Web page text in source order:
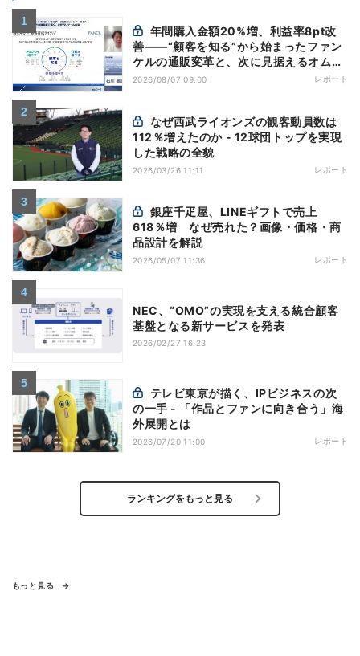
善——“顧客を知る”から始まったファン
ケルの通販変革と、次に見据えるオムニ
チャネル
2026/08/07 09:00 レポート
112％増えたのか - 12球団トップを実現
した戦略の全貌
2026/03/26 11:11 レポート
618％増 なぜ売れた？画像・価格・商
品設計を解説
2026/05/07 11:36 レポート
NEC、“OMO”の実現を支える統合顧客
基盤となる新サービスを発表
2026/02/27 16:23
の一手 - 「作品とファンに向き合う」海
外展開とは
2026/07/20 11:00 レポート
ランキングをもっと見る
もっと見る